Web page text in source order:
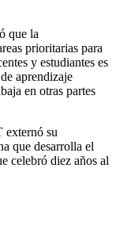
que la
prioritarias para
y estudiantes es
aprendizaje
en otras partes
externó su
que desarrolla el
celebró diez años al